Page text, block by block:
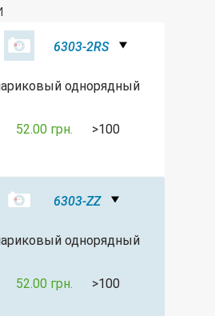
6303-2RS
однорядный
52.00 грн. >100
6303-ZZ
однорядный
52.00 грн. >100